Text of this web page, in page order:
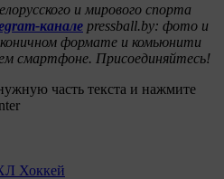
и мирового спорта
канале pressball.by: фото и
формате и комьюнити
смартфоне. Присоединяйтесь!
часть текста и нажмите
Хоккей